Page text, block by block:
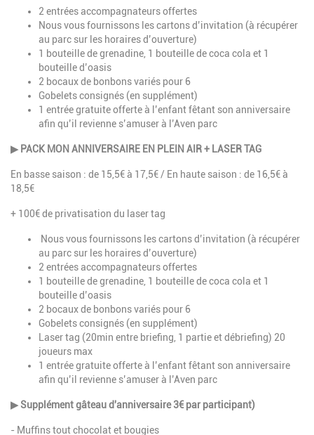
2 entrées accompagnateurs offertes
Nous vous fournissons les cartons d’invitation (à récupérer
au parc sur les horaires d’ouverture)
1 bouteille de grenadine, 1 bouteille de coca cola et 1
bouteille d’oasis
2 bocaux de bonbons variés pour 6
Gobelets consignés (en supplément)
1 entrée gratuite offerte à l’enfant fêtant son anniversaire
afin qu’il revienne s’amuser à l’Aven parc
▶ PACK MON ANNIVERSAIRE EN PLEIN AIR + LASER TAG
En basse saison : de 15,5€ à 17,5€ / En haute saison : de 16,5€ à
18,5€
+ 100€ de privatisation du laser tag
Nous vous fournissons les cartons d’invitation (à récupérer
au parc sur les horaires d’ouverture)
2 entrées accompagnateurs offertes
1 bouteille de grenadine, 1 bouteille de coca cola et 1
bouteille d’oasis
2 bocaux de bonbons variés pour 6
Gobelets consignés (en supplément)
Laser tag (20min entre briefing, 1 partie et débriefing) 20
joueurs max
1 entrée gratuite offerte à l’enfant fêtant son anniversaire
afin qu’il revienne s’amuser à l’Aven parc
▶ Supplément gâteau d'anniversaire 3€ par participant)
- Muffins tout chocolat et bougies